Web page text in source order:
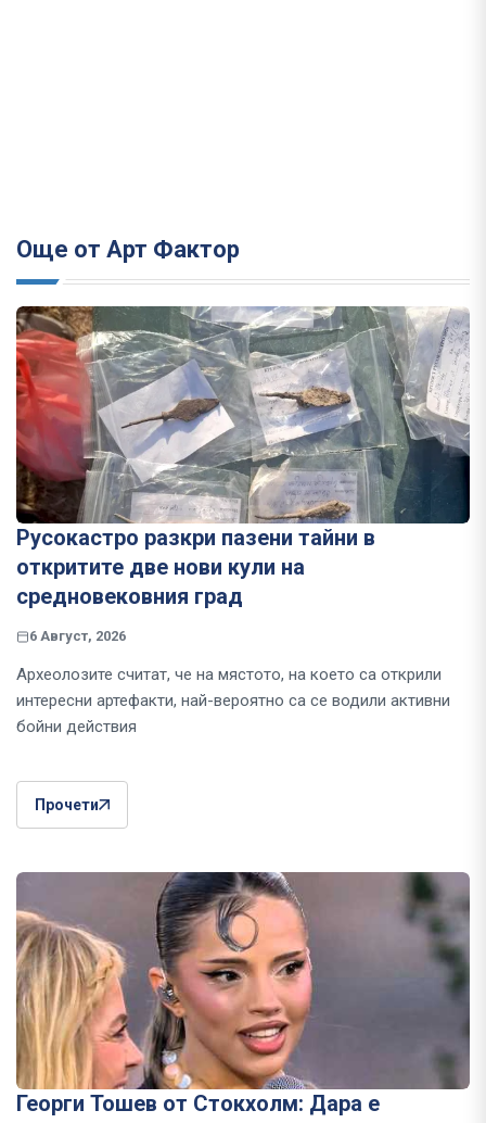
Още от Арт Фактор
Русокастро разкри пазени тайни в
откритите две нови кули на
средновековния град
6 Август, 2026
Археолозите считат, че на мястото, на което са открили
интересни артефакти, най-вероятно са се водили активни
бойни действия
Прочети
Георги Тошев от Стокхолм: Дара е